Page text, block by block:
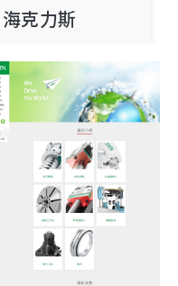
海克力斯